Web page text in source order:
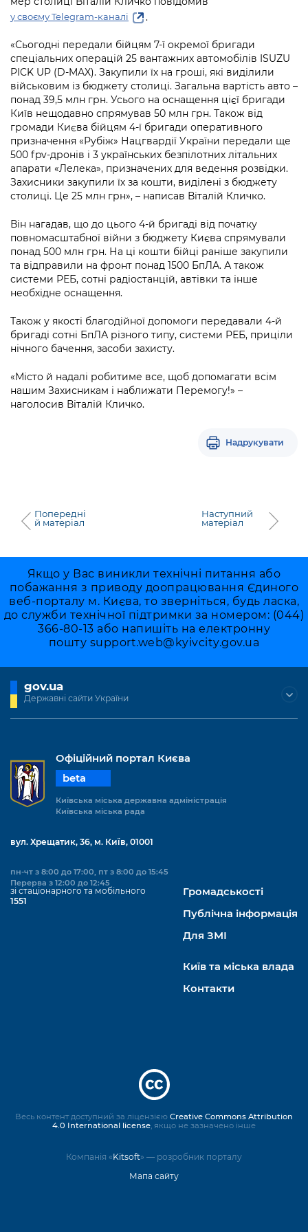
Підприємства, установи, організації
Річні звіти
Гендерна політика
Безбар'єрність
Київська міська військова адміністрація
Портал Захисників та Захисниць
Безбар'єрність
Портал послуг
Міський застосунок Київ Цифровий
Важливе під час воєнного стану
Уряд» – місцевий рівень»
Важливе під час воєнного стану
Про відкриті дані
Портал даних Києва
Публічні дашборди
у своєму Telegram-каналі .
«Сьогодні передали бійцям 7-ї окремої бригади
спеціальних операцій 25 вантажних автомобілів ISUZU
PICK UP (D-MAX). Закупили їх на гроші, які виділили
військовим із бюджету столиці. Загальна вартість авто –
понад 39,5 млн грн. Усього на оснащення цієї бригади
Київ нещодавно спрямував 50 млн грн. Також від
громади Києва бійцям 4-ї бригади оперативного
призначення «Рубіж» Нацгвардії України передали ще
500 fpv-дронів і 3 українських безпілотних літальних
апарати «Лелека», призначених для ведення розвідки.
Захисники закупили їх за кошти, виділені з бюджету
столиці. Це 25 млн грн», – написав Віталій Кличко.
Він нагадав, що до цього 4-й бригаді від початку
повномасштабної війни з бюджету Києва спрямували
понад 500 млн грн. На ці кошти бійці раніше закупили
та відправили на фронт понад 1500 БпЛА. А також
системи РЕБ, сотні радіостанцій, автівки та інше
необхідне оснащення.
Також у якості благодійної допомоги передавали 4-й
бригаді сотні БпЛА різного типу, системи РЕБ, приціли
нічного бачення, засоби захисту.
«Місто й надалі робитиме все, щоб допомагати всім
нашим Захисникам і наближати Перемогу!» –
наголосив Віталій Кличко.
Надрукувати
Попередні
й матеріал
Наступний
матеріал
Якщо у Вас виникли технічні питання або
побажання з приводу доопрацювання Єдиного
веб-порталу м. Києва, то зверніться, будь ласка,
до служби технічної підтримки за номером: (044)
366-80-13 або напишіть на електронну
пошту support.web@kyivcity.gov.ua
gov.ua
Державні сайти України
Офіційний портал Києва
beta
Київська міська державна адміністрація
Київська міська рада
вул. Хрещатик, 36, м. Київ, 01001
пн-чт з 8:00 до 17:00, пт з 8:00 до 15:45
Перерва з 12:00 до 12:45
зі стаціонарного та мобільного
1551
Громадськості
Публічна інформація
Для ЗМІ
Київ та міська влада
Контакти
Компанія «Kitsoft» — розробник порталу
Мапа сайту
Весь контент доступний за ліцензією Creative Commons Attribution
4.0 International license, якщо не зазначено інше